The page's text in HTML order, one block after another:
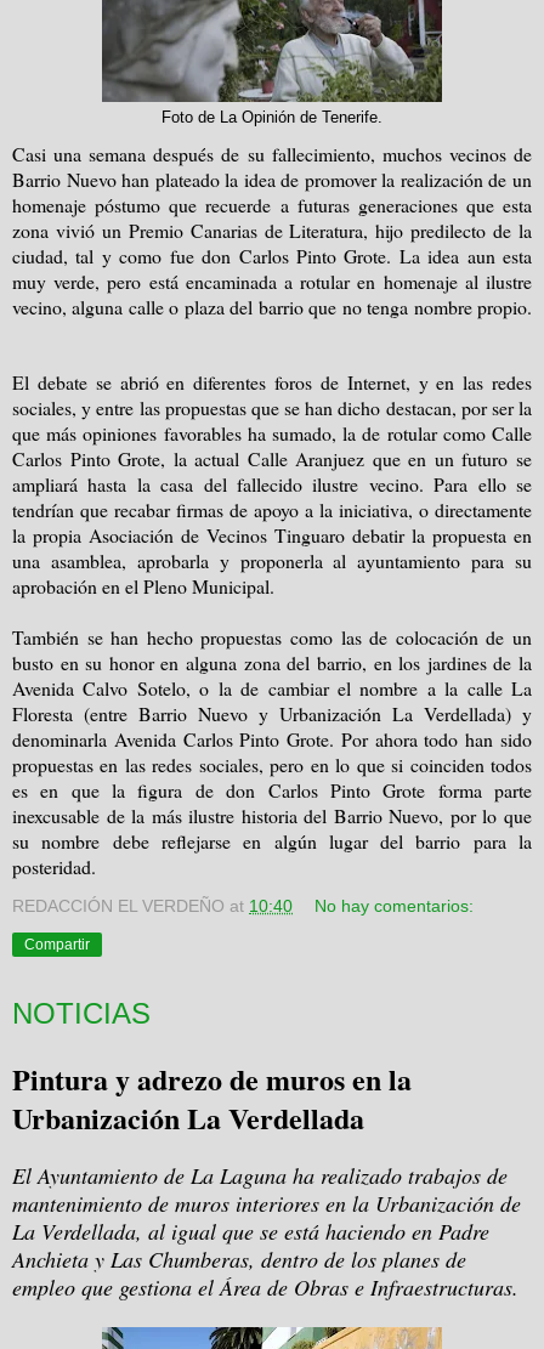
Foto de La Opinión de Tenerife.
Casi una semana después de su fallecimiento, muchos vecinos de
Barrio Nuevo han plateado la idea de promover la realización de un
homenaje póstumo que recuerde a futuras generaciones que esta
zona vivió un Premio Canarias de Literatura, hijo predilecto de la
ciudad, tal y como fue don Carlos Pinto Grote. La idea aun esta
muy verde, pero está encaminada a rotular en homenaje al ilustre
vecino, alguna calle o plaza del barrio que no tenga nombre propio.
El debate se abrió en diferentes foros de Internet, y en las redes
sociales, y entre las propuestas que se han dicho destacan, por ser la
que más opiniones favorables ha sumado, la de rotular como Calle
Carlos Pinto Grote, la actual CalleAranjuez que en un futuro se
ampliará hasta la casa del fallecido ilustre vecino. Para ello se
tendrían que recabar firmas de apoyo a la iniciativa, o directamente
la propia Asociación de Vecinos Tinguaro debatir la propuesta en
una asamblea, aprobarla y proponerla al ayuntamiento para su
aprobación en el Pleno Municipal.
También se han hecho propuestas como las de colocación de un
busto en su honor en alguna zona del barrio, en los jardines de la
Avenida Calvo Sotelo, o la de cambiar el nombre ala calle La
Floresta (entre Barrio Nuevo y Urbanización La Verdellada) y
denominarla Avenida Carlos Pinto Grote. Por ahora todo han sido
propuestas en las redes sociales, pero en lo que si coinciden todos
es en que la figura de don Carlos Pinto Grote forma parte
inexcusable de la más ilustre historia del Barrio Nuevo, por lo que
su nombre debe reflejarse en algún lugar del barrio para la
posteridad.
REDACCIÓN EL VERDEÑO at 10:40 No hay comentarios:
Compartir
NOTICIAS
Pintura y adrezo de muros enla
Urbanización LaVerdellada
El Ayuntamiento de La Laguna ha realizado trabajos de
mantenimiento de muros interiores en la Urbanización de
La Verdellada, al igual que se está haciendo en Padre
Anchieta y Las Chumberas, dentro de los planes de
empleo que gestiona el Área de Obras e Infraestructuras.